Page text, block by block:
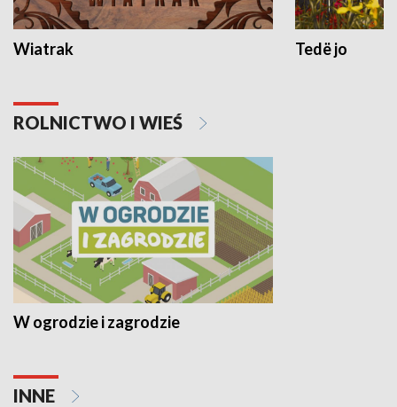
Wiatrak Tedë jo
ROLNICTWO I WIEŚ
W ogrodzie i zagrodzie
INNE